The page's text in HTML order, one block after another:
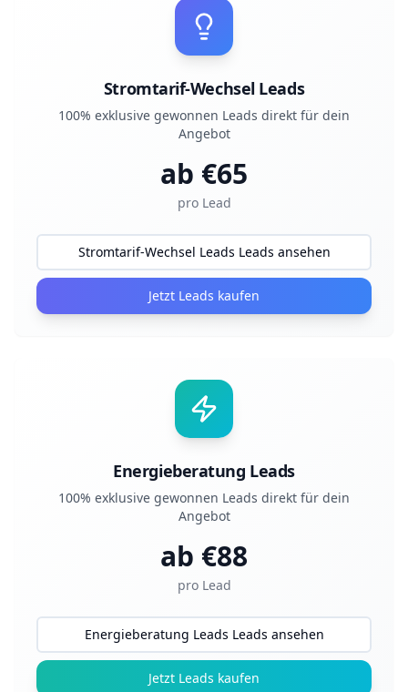
Stromtarif-Wechsel Leads
100% exklusive gewonnen Leads direkt für dein
Angebot
ab €65
pro Lead
Stromtarif-Wechsel Leads Leads ansehen
Jetzt Leads kaufen
Energieberatung Leads
100% exklusive gewonnen Leads direkt für dein
Angebot
ab €88
pro Lead
Energieberatung Leads Leads ansehen
Jetzt Leads kaufen